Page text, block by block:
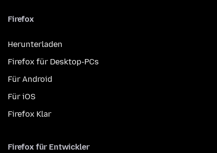
Firefox
Herunterladen
Firefox für Desktop-PCs
Für Android
Für iOS
Firefox Klar
Firefox für Entwickler